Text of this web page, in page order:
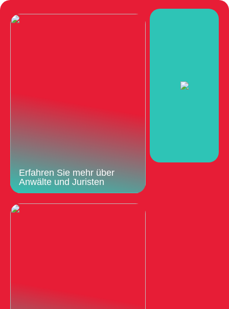
Erfahren Sie mehr über
Anwälte und Juristen